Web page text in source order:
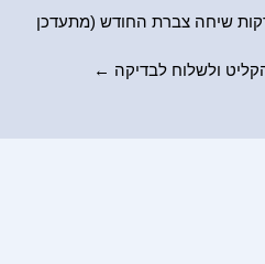
שיחה צברת החודש (מתעדכן
ולשלוח לבדיקה ←